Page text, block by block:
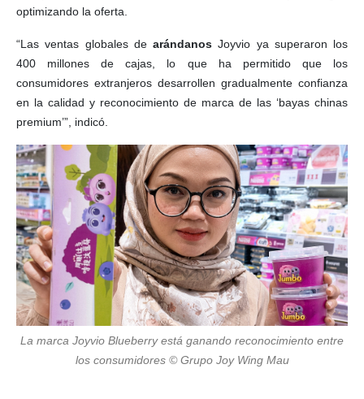
optimizando la oferta.
“Las ventas globales de arándanos Joyvio ya superaron los
400 millones de cajas, lo que ha permitido que los
consumidores extranjeros desarrollen gradualmente confianza
en la calidad y reconocimiento de marca de las ‘bayas chinas
premium’”, indicó.
La marca Joyvio Blueberry está ganando reconocimiento entre
los consumidores © Grupo Joy Wing Mau